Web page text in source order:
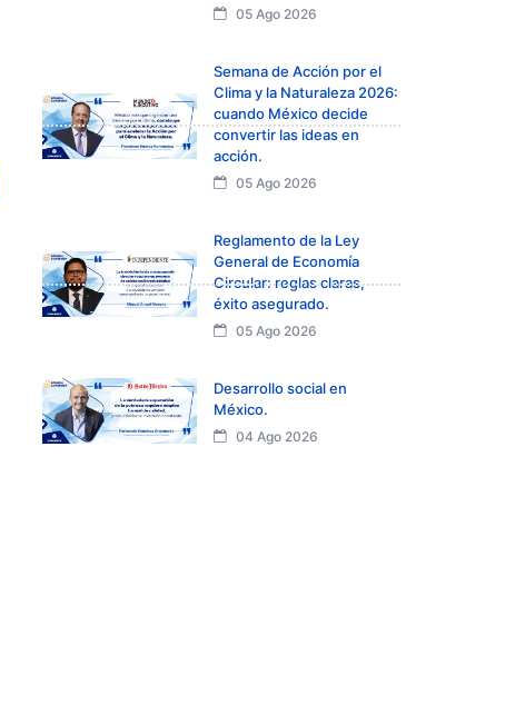
05 Ago 2026
Semana de Acción por el
Clima y la Naturaleza 2026:
cuando México decide
convertir las ideas en
acción.
05 Ago 2026
Reglamento de la Ley
General de Economía
Circular: reglas claras,
éxito asegurado.
05 Ago 2026
Desarrollo social en
México.
04 Ago 2026